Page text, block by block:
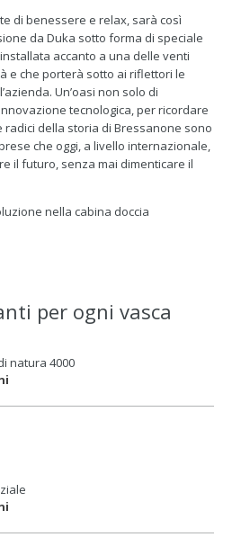
di benessere e relax, sarà così
da Duka sotto forma di speciale
accanto a una delle venti
e che porterà sotto ai riflettori le
Un’oasi non solo di
tecnologica, per ricordare
della storia di Bressanone sono
che oggi, a livello internazionale,
il futuro, senza mai dimenticare il
nella cabina doccia
per ogni vasca
natura 4000